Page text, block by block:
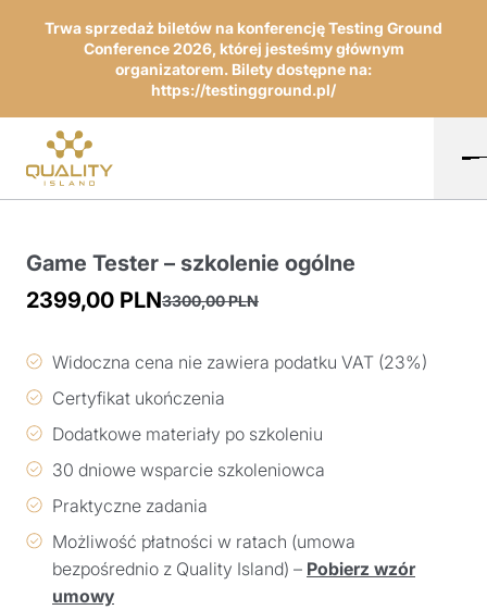
Trwa sprzedaż biletów na konferencję Testing Ground
Conference 2026, której jesteśmy głównym
organizatorem. Bilety dostępne na:
https://testingground.pl/
Game Tester – szkolenie ogólne
3300,00PLN
cena
3300,00 PLN.
2399,00 PLN
cena
2399,00 PLN.
Widoczna cena nie zawiera podatku VAT (23%)
Certyfikat ukończenia
Dodatkowe materiały po szkoleniu
30 dniowe wsparcie szkoleniowca
Praktyczne zadania
Możliwość płatności w ratach (umowa
bezpośrednio z Quality Island) – Pobierz wzór
umowy